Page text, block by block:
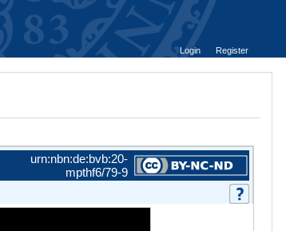
Login
Register